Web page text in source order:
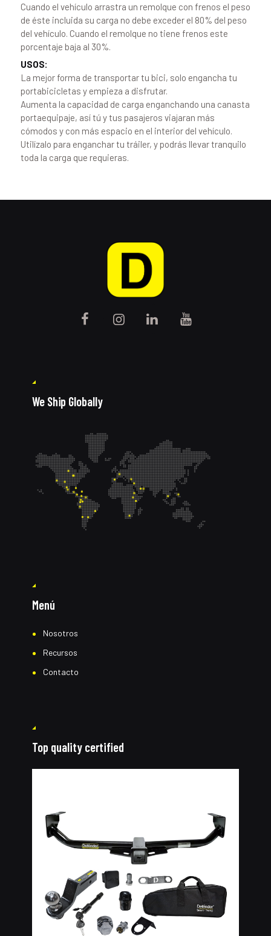
Cuando el vehículo arrastra un remolque con frenos el peso
de éste incluida su carga no debe exceder el 80% del peso
del vehículo. Cuando el remolque no tiene frenos este
porcentaje baja al 30%.
USOS:
La mejor forma de transportar tu bici, solo engancha tu
portabicicletas y empieza a disfrutar.
Aumenta la capacidad de carga enganchando una canasta
portaequipaje, así tú y tus pasajeros viajaran más
cómodos y con más espacio en el interior del vehículo.
Utilízalo para enganchar tu tráiler, y podrás llevar tranquilo
toda la carga que requieras.
We Ship Globally
Menú
Nosotros
Recursos
Contacto
Top quality certified